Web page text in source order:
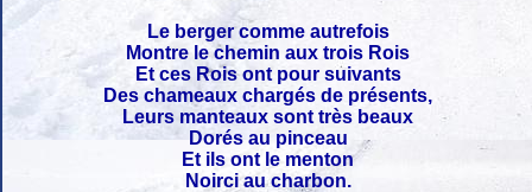
Le berger comme autrefois
Montre le chemin aux trois Rois
Et ces Rois ont pour suivants
Des chameaux chargés de présents,
Leurs manteaux sont très beaux
Dorés au pinceau
Et ils ont le menton
Noirci au charbon.